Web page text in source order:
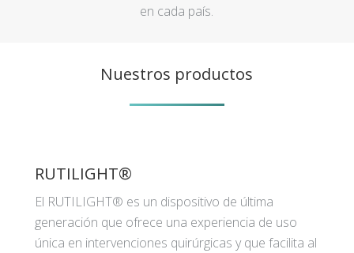
en cada país.
Nuestros productos
RUTILIGHT®
El RUTILIGHT® es un dispositivo de última
generación que ofrece una experiencia de uso
única en intervenciones quirúrgicas y que facilita al